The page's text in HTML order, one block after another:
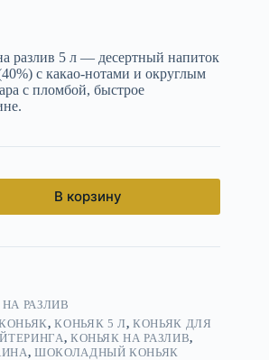
разлив 5 л — десертный напиток
с какао-нотами и округлым
с пломбой, быстрое
В корзину
РАЗЛИВ
,КОНЬЯК 5 Л,КОНЬЯК ДЛЯ
, КОНЬЯК НА РАЗЛИВ,
, ШОКОЛАДНЫЙ КОНЬЯК